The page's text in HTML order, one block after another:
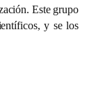
Este grupo
y se los